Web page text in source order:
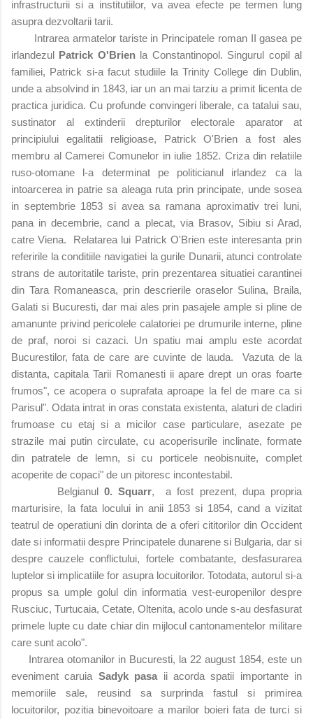
infrastructurii si a institutiilor, va avea efecte pe termen lung
asupra dezvoltarii tarii.
Intrarea armatelor tariste in Principatele roman II gasea pe
irlandezul Patrick O'Brienla Constantinopol. Singurul copil al
familiei, Patrick si-a facut studiile la Trinity College din Dublin,
unde a absolvind in 1843, iar un an mai tarziu a primit licenta de
practica juridica. Cu profunde convingeri liberale, ca tatalui sau,
sustinator al extinderii drepturilor electorale aparator at
principiului egalitatii religioase, Patrick O'Brien a fost ales
membru al Camerei Comunelor in iulie 1852. Criza din relatiile
ruso-otomane l-a determinat pe politicianul irlandez ca la
intoarcerea in patrie sa aleaga ruta prin principate, unde sosea
in septembrie 1853 si avea sa ramana aproximativ trei luni,
pana in decembrie, cand a plecat, via Brasov, Sibiu si Arad,
catreViena. Relatarea lui Patrick O'Brien este interesanta prin
referirile la conditiile navigatiei la gurile Dunarii, atunci controlate
strans de autoritatile tariste, prin prezentarea situatiei carantinei
din Tara Romaneasca, prin descrierile oraselor Sulina, Braila,
Galati si Bucuresti, dar mai ales prin pasajele ample si pline de
amanunte privind pericolele calatoriei pe drumurile interne, pline
de praf, noroi si cazaci. Un spatiu mai amplu este acordat
Bucurestilor, fata de care are cuvinte de lauda.Vazuta de la
distanta, capitala Tarii Romanesti ii apare drept un oras foarte
frumos", ce acopera o suprafata aproape la fel de mare ca si
Parisul". Odata intrat in oras constata existenta, alaturi de cladiri
frumoase cu etaj si a micilor case particulare, asezate pe
strazile mai putin circulate, cu acoperisurile inclinate, formate
din patratele de lemn, si cu porticele neobisnuite, complet
acoperite de copaci" de un pitoresc incontestabil.
Belgianul0. Squarr, a fost prezent, dupa propria
marturisire, la fata locului in anii 1853 si 1854, cand a vizitat
teatrul de operatiuni din dorinta de a oferi cititorilor din Occident
date si informatii despre Principatele dunarene si Bulgaria, dar si
despre cauzele conflictului, fortele combatante, desfasurarea
luptelor si implicatiile for asupra locuitorilor. Totodata, autorul si-a
propus sa umple golul din informatia vest-europenilor despre
Rusciuc, Turtucaia, Cetate, Oltenita, acolo unde s-au desfasurat
primele lupte cu date chiar din mijlocul cantonamentelor militare
care sunt acolo".
Intrarea otomanilor in Bucuresti, la 22 august 1854, este un
eveniment caruia Sadyk pasa ii acorda spatii importante in
memoriile sale, reusind sa surprinda fastul si primirea
locuitorilor, pozitia binevoitoare a marilor boieri fata de turci si